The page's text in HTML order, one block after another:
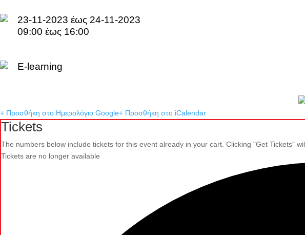
23-11-2023 έως 24-11-2023
09:00 έως 16:00
E-learning
+ Προσθήκη στο Ημερολόγιο Google+ Προσθήκη στο iCalendar
Tickets
The numbers below include tickets for this event already in your cart. Clicking "Get Tickets"
Tickets are no longer available